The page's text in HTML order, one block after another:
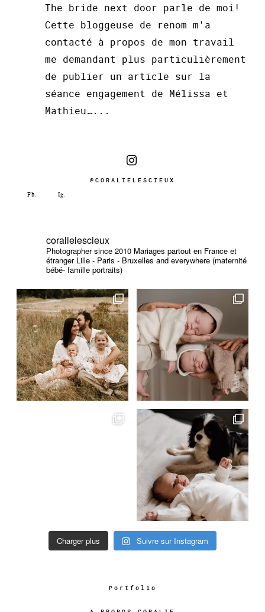
The bride next door parle de moi!
Cette bloggeuse de renom m'a
contacté à propos de mon travail
me demandant plus particulièrement
de publier un article sur la
séance engagement de Mélissa et
Mathieu…...
@CORALIELESCIEUX
coralielescieux
Photographer since 2010 Mariages partout en France et
étranger Lille - Paris - Bruxelles and everywhere (maternité
bébé- famille portraits)
Charger plus Suivre sur Instagram
Portfolio